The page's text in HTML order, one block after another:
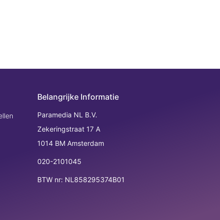
Belangrijke Informatie
Paramedia NL B.V.
Zekeringstraat 17 A
1014 BM Amsterdam
020-2101045
BTW nr: NL858295374B01